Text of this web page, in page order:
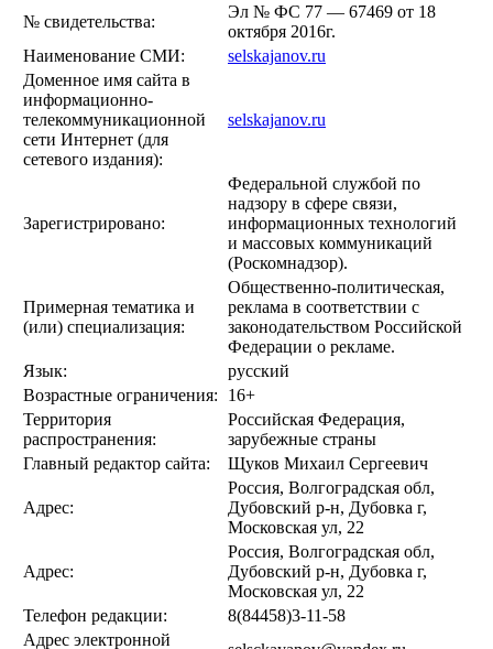
№ свидетельства:
Эл № ФС 77 — 67469 от 18
октября 2016г.
Наименование СМИ:
selskajanov.ru
Доменное имя сайта в
информационно-
телекоммуникационной
сети Интернет (для
сетевого издания):
selskajanov.ru
Зарегистрировано:
Федеральной службой по
надзору в сфере связи,
информационных технологий
и массовых коммуникаций
(Роскомнадзор).
Примерная тематика и
(или) специализация:
Общественно-политическая,
реклама в соответствии с
законодательством Российской
Федерации о рекламе.
Язык:
русский
Возрастные ограничения:
16+
Территория
распространения:
Российская Федерация,
зарубежные страны
Главный редактор сайта:
Щуков Михаил Сергеевич
Адрес:
Россия, Волгоградская обл,
Дубовский р-н, Дубовка г,
Московская ул, 22
Адрес:
Россия, Волгоградская обл,
Дубовский р-н, Дубовка г,
Московская ул, 22
Телефон редакции:
8(84458)3-11-58
Адрес электронной